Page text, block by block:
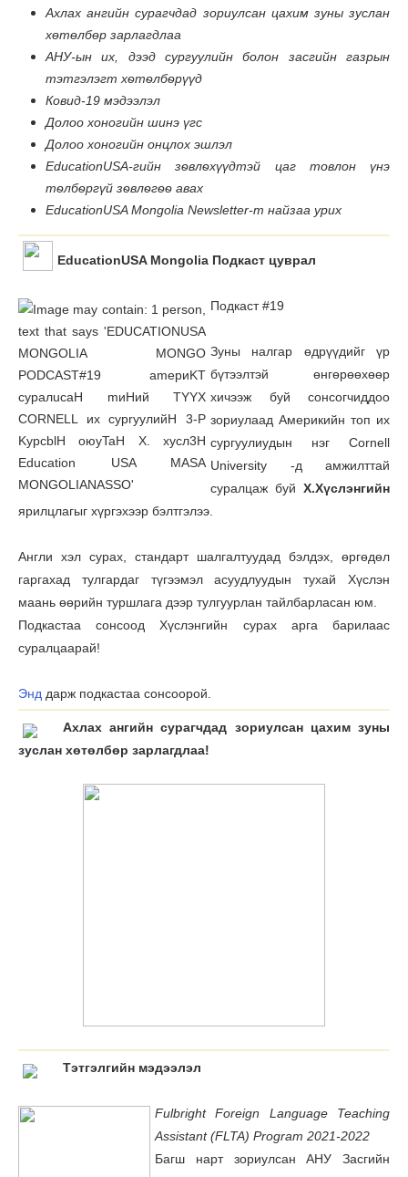
Ахлах ангийн сурагчдад зориулсан цахим зуны зуслан
хөтөлбөр зарлагдлаа
АНУ-ын их, дээд сургуулийн болон засгийн газрын
тэтгэлэгт хѳтѳлбѳрүүд
Ковид-19 мэдээлэл
Долоо хоногийн шинэ үгс
Долоо хоногийн онцлох эшлэл
EducationUSA-гийн зѳвлѳхүүдтэй цаг товлон үнэ
тѳлбѳргүй зѳвлѳгѳѳ авах
EducationUSA Mongolia Newsletter-т найзаа урих
EducationUSA Mongolia Подкаст цуврал
Подкаст #19
Зуны налгар өдрүүдийг үр
бүтээлтэй өнгөрөөхөөр
хичээж буй сонсогчиддоо
зориулаад Америкийн топ их
сургуулиудын нэг Cornell
University -д амжилттай
суралцаж буй Х.Хүслэнгийн
ярилцлагыг хүргэхээр бэлтгэлээ.
Англи хэл сурах, стандарт шалгалтуудад бэлдэх, өргөдөл
гаргахад тулгардаг түгээмэл асуудлуудын тухай Хүслэн
маань өөрийн туршлага дээр тулгуурлан тайлбарласан юм.
Подкастаа сонсоод Хүслэнгийн сурах арга барилаас
суралцаарай!
Энд дарж подкастаа сонсоорой.
Ахлах ангийн сурагчдад зориулсан цахим зуны
зуслан хөтөлбөр зарлагдлаа!
Тэтгэлгийн мэдээлэл
Fulbright Foreign Language Teaching
Assistant (FLTA) Program 2021-2022
Багш нарт зориулсан АНУ Засгийн